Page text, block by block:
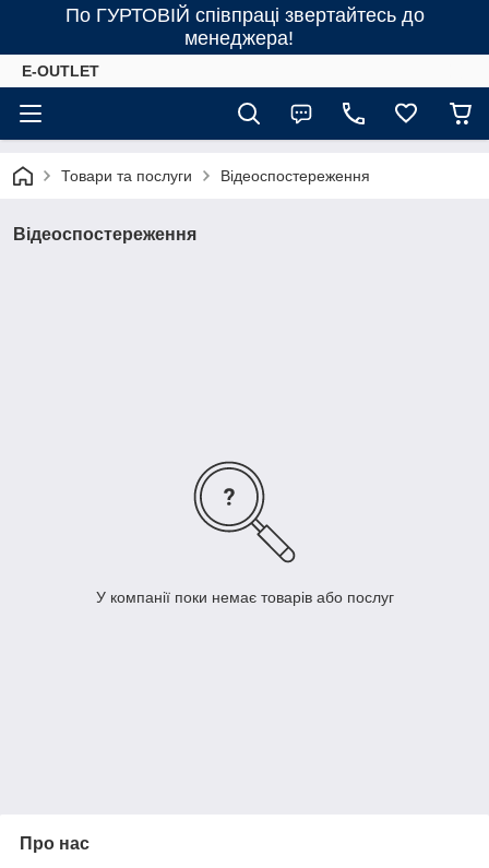
По ГУРТОВІЙ співпраці звертайтесь до
менеджера!
E-OUTLET
Товари та послуги Відеоспостереження
Відеоспостереження
У компанії поки немає товарів або послуг
Про нас